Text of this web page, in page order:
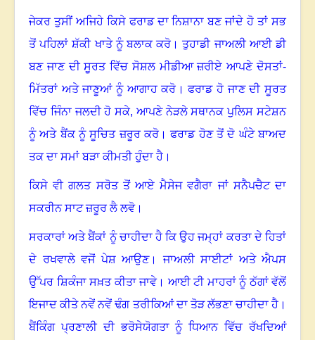
ਜੇਕਰ ਤੁਸੀਂ ਅਜਿਹੇ ਕਿਸੇ ਫਰਾਡ ਦਾ ਨਿਸ਼ਾਨਾ ਬਣ ਜਾਂਦੇ ਹੋ ਤਾਂ ਸਭ
ਤੋਂ ਪਹਿਲਾਂ ਸ਼ੱਕੀ ਖਾਤੇ ਨੂੰ ਬਲਾਕ ਕਰੋ ।ਤੁਹਾਡੀ ਜਾਅਲੀ ਆਈ ਡੀ
ਬਣ ਜਾਣ ਦੀ ਸੂਰਤ ਵਿੱਚ ਸੋਸ਼ਲ ਮੀਡੀਆ ਜ਼ਰੀਏ ਆਪਣੇ ਦੋਸਤਾਂ-
ਮਿੱਤਰਾਂ ਅਤੇ ਜਾਣੂਆਂ ਨੂੰ ਆਗਾਹ ਕਰੋ ।ਫਰਾਡ ਹੋ ਜਾਣ ਦੀ ਸੂਰਤ
ਵਿੱਚ ਜਿੰਨਾ ਜਲਦੀ ਹੋ ਸਕੇ, ਆਪਣੇ ਨੇੜਲੇ ਸਥਾਨਕ ਪੁਲਿਸ ਸਟੇਸ਼ਨ
ਨੂੰ ਅਤੇ ਬੈਂਕ ਨੂੰ ਸੂਚਿਤ ਜ਼ਰੂਰ ਕਰੋ ।ਫਰਾਡ ਹੋਣ ਤੋਂ ਦੋ ਘੰਟੇ ਬਾਅਦ
ਤਕ ਦਾ ਸਮਾਂ ਬੜਾ ਕੀਮਤੀ ਹੁੰਦਾ ਹੈ ।
ਕਿਸੇ ਵੀ ਗਲਤ ਸਰੋਤ ਤੋਂ ਆਏ ਮੈਸੇਜ ਵਗੈਰਾ ਜਾਂ ਸਨੈਪਚੈਟ ਦਾ
ਸਕਰੀਨ ਸਾਟ ਜ਼ਰੂਰ ਲੈ ਲਵੋ।
ਸਰਕਾਰਾਂ ਅਤੇ ਬੈਂਕਾਂ ਨੂੰ ਚਾਹੀਦਾ ਹੈ ਕਿ ਉਹ ਜਮ੍ਹਾਂ ਕਰਤਾ ਦੇ ਹਿਤਾਂ
ਦੇ ਰਖਵਾਲੇ ਵਜੋਂ ਪੇਸ਼ ਆਉਣ।ਜਾਅਲੀ ਸਾਈਟਾਂ ਅਤੇ ਐਪਸ
ਉੱਪਰ ਸ਼ਿਕੰਜਾ ਸਖ਼ਤ ਕੀਤਾ ਜਾਵੇ। ਆਈ ਟੀ ਮਾਹਰਾਂ ਨੂੰ ਠੱਗਾਂ ਵੱਲੋਂ
ਇਜਾਦ ਕੀਤੇ ਨਵੇਂ ਨਵੇਂ ਢੰਗ ਤਰੀਕਿਆਂ ਦਾ ਤੋੜ ਲੱਭਣਾ ਚਾਹੀਦਾ ਹੈ ।
ਬੈਂਕਿੰਗ ਪ੍ਰਣਾਲੀ ਦੀ ਭਰੋਸੇਯੋਗਤਾ ਨੂੰ ਧਿਆਨ ਵਿੱਚ ਰੱਖਦਿਆਂ